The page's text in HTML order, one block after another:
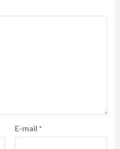
E-mail *